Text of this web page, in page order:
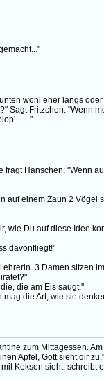
wohl eher längs
Sagt Fritzchen: "Wenn
Hänschen: "Wenn
auf einem Zaun 2 Vögel
wie Du auf diese Idee
davonfliegt!"
3 Damen sitzen
die am Eis saugt."
mag die Art, wie sie
zum Mittagessen.
Apfel, Gott sieht dir zu."
Keksen sieht, schreibt